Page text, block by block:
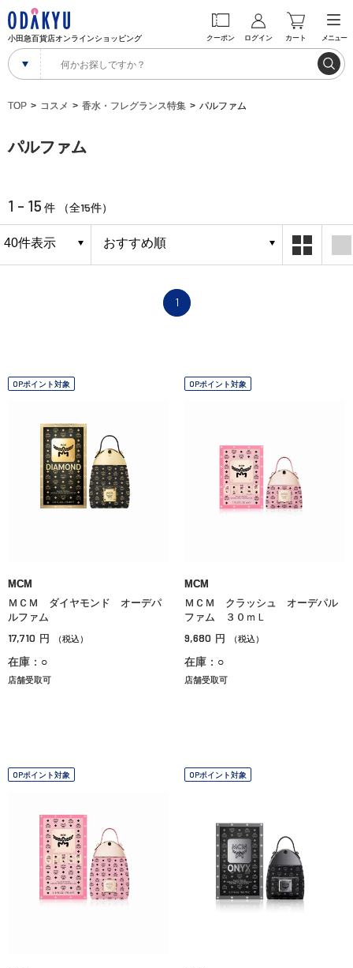
小田急百貨店オンラインショッピング クーポン ログイン カート メニュー
TOP コスメ 香水・フレグランス特集 パルファム
パルファム
1 - 15 件 （全15件）
1
OPポイント対象
MCM
ＭＣＭ ダイヤモンド オーデパ
ルファム
17,710 円 （税込）
在庫：○
店舗受取可
OPポイント対象
MCM
ＭＣＭ クラッシュ オーデパル
ファム ３０ｍＬ
9,680 円 （税込）
在庫：○
店舗受取可
OPポイント対象 OPポイント対象